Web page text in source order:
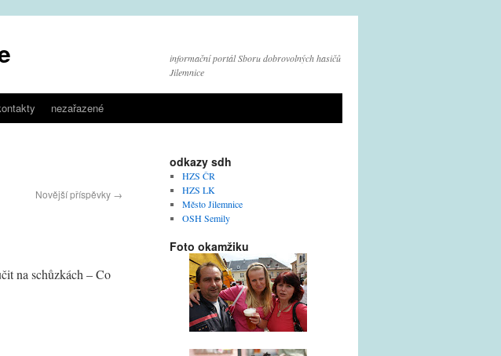
informační portál Sboru dobrovolných hasičů
Jilemnice
nezařazené
Novější příspěvky →
na schůzkách – Co
odkazy sdh
HZS ČR
HZS LK
Město Jilemnice
OSH Semily
Foto okamžiku